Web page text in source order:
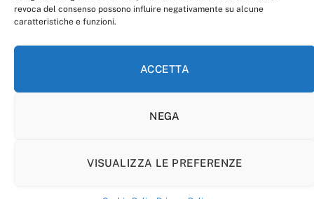
revoca del consenso possono influire negativamente su alcune
caratteristiche e funzioni.
ACCETTA
NEGA
VISUALIZZA LE PREFERENZE
COOKIE POLICY